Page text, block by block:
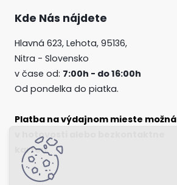
Kde Nás nájdete
Hlavná 623, Lehota, 95136,
Nitra - Slovensko
v čase od: 7:00h - do 16:00h
Od pondelka do piatka.
Platba na výdajnom mieste možná
v hotovosti alebo bezkontaktne
kartou